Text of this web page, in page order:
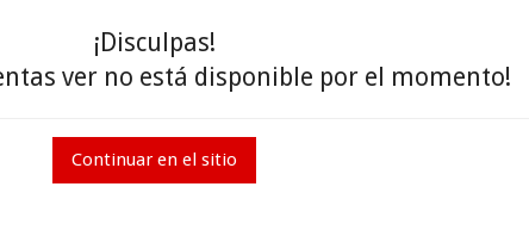
¡Disculpas!
ver no está disponible por el momento!
Continuar en el sitio